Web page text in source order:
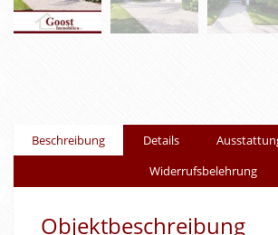
Beschreibung Details
Widerrufsbelehrung
Objektbeschreibung